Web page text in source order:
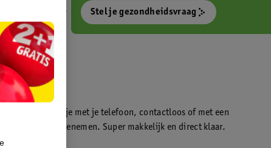
Stel je gezondheidsvraag
waarmee je met je telefoon, contactloos of met een
direct kan meenemen. Super makkelijk en direct klaar.